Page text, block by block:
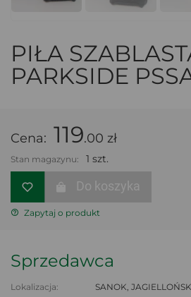
PIŁA
PARKSIDE
Cena: 119.00 zł
Stan magazynu: 1 szt.
Do koszyka
Zapytaj o produkt
Sprzedawca
Lokalizacja:
SANOK,